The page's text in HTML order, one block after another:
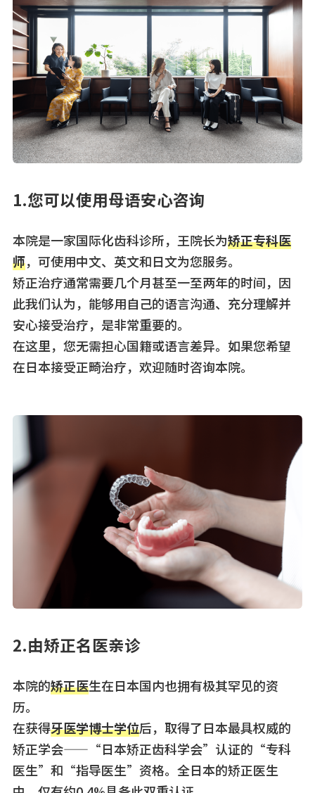
1.您可以使用母语安心咨询
本院是一家国际化齿科诊所，王院长为矫正专科医
师，可使用中文、英文和日文为您服务。
矫正治疗通常需要几个月甚至一至两年的时间，因
此我们认为，能够用自己的语言沟通、充分理解并
安心接受治疗，是非常重要的。
在这里，您无需担心国籍或语言差异。如果您希望
在日本接受正畸治疗，欢迎随时咨询本院。
2.由矫正名医亲诊
本院的矫正医生在日本国内也拥有极其罕见的资
历。
在获得牙医学博士学位后，取得了日本最具权威的
矫正学会——“日本矫正齿科学会”认证的“专科
医生”和“指导医生”资格。全日本的矫正医生